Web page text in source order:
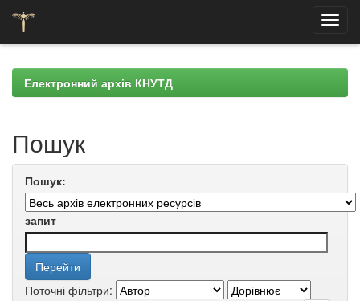
navigationЕлектронний архів КНУТД
Пошук
Пошук:
запит
Поточні фільтри: